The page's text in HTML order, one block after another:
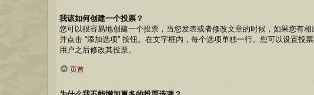
我该如何创建一个投票？
您可以很容易地创建一个投票，当您发表或者修改文章的时候，如果您有
并点击 “添加选项” 按钮。在文字框内，每个选项单独一行。您可以设置
用户之后修改其投票。
页首